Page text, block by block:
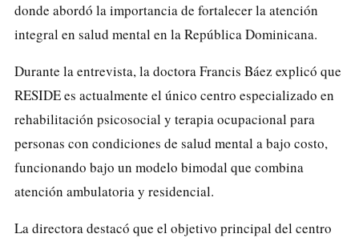
donde abordó la importancia de fortalecer la atención
integral en salud mental en la República Dominicana.
Durante la entrevista, la doctora Francis Báez explicó que
RESIDE es actualmente el único centro especializado en
rehabilitación psicosocial y terapia ocupacional para
personas con condiciones de salud mental a bajo costo,
funcionando bajo un modelo bimodal que combina
atención ambulatoria y residencial.
La directora destacó que el objetivo principal del centro